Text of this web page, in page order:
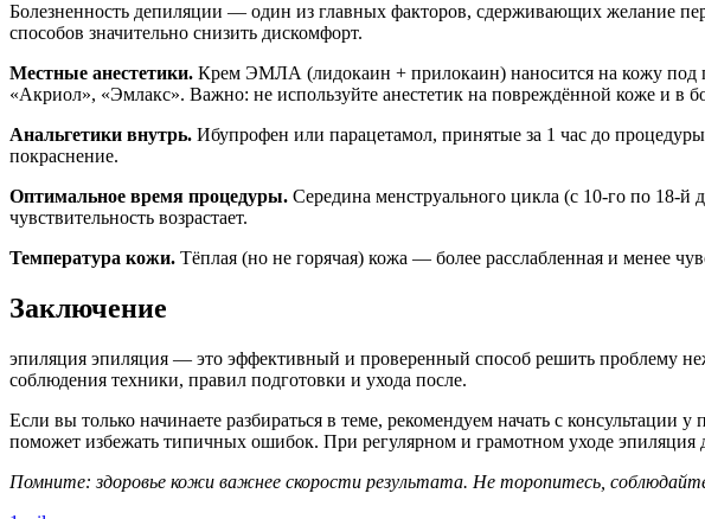
Болезненность депиляции — один из главных факторов, сдерживающих желание
способов значительно снизить дискомфорт.
Местные анестетики. Крем ЭМЛА (лидокаин + прилокаин) наносится на кожу
«Акриол», «Эмлакс». Важно: не используйте анестетик на повреждённой коже и в
Анальгетики внутрь. Ибупрофен или парацетамол, принятые за 1 час до
покраснение.
Оптимальное время процедуры. Середина менструального цикла (с 10-го по 18-
чувствительность возрастает.
Температура кожи. Тёплая (но не горячая) кожа — более расслабленная и менее
Заключение
эпиляция эпиляция — это эффективный и проверенный способ решить проблему
соблюдения техники, правил подготовки и ухода после.
Если вы только начинаете разбираться в теме, рекомендуем начать с
поможет избежать типичных ошибок. При регулярном и грамотном уходе эпиляция
Помните: здоровье кожи важнее скорости результата. Не торопитесь,